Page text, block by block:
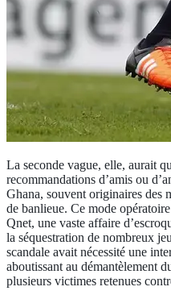
La seconde vague, elle, aurait
recommandations d’amis ou
Ghana, souvent originaires des
de banlieue. Ce mode
Qnet, une vaste affaire
la séquestration de nombreux
scandale avait nécessité une
aboutissant au démantèlement
plusieurs victimes retenues